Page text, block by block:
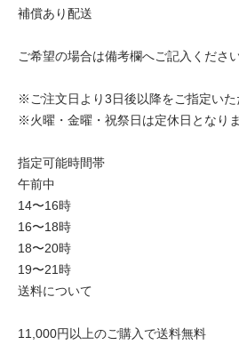
補償あり配送
ご希望の場合は備考欄へご記入ください
※ご注文日より3日後以降をご指定いた
※火曜・金曜・祝祭日は定休日となりま
指定可能時間帯
午前中
14〜16時
16〜18時
18〜20時
19〜21時
送料について
11,000円以上のご購入で送料無料